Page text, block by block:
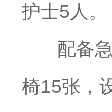
护士5人。
配备急
椅15张，